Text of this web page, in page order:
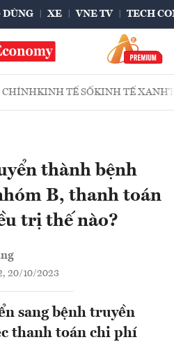
DÙNG XE VNE TV TECH
CHÍNHKINH TẾ SỐKINH TẾ XANH
thành bệnh
B, thanh toán
trị thế nào?
20/10/2023
sang bệnh truyền
thanh toán chi phí